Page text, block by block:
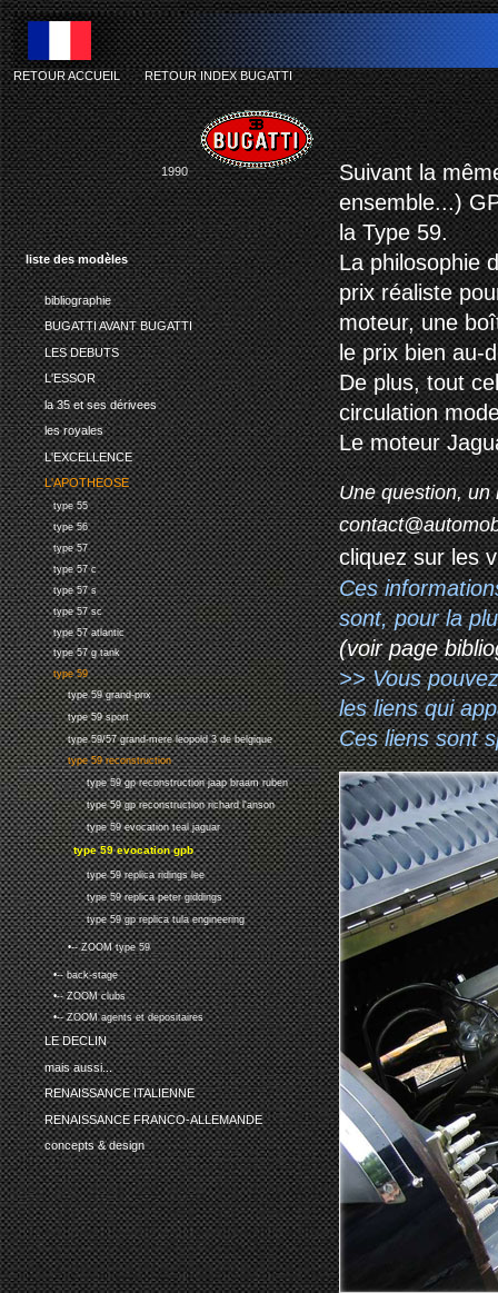
liste des modèles
bibliographie
BUGATTI AVANT BUGATTI
LES DEBUTS
L'ESSOR
la 35 et ses dérivees
les royales
L'EXCELLENCE
L'APOTHEOSE
type 55
type 56
type 57
type 57 c
type 57 s
type 57 sc
type 57 atlantic
type 57 g tank
type 59
type 59 grand-prix
type 59 sport
type 59/57 grand-mere leopold 3 de belgique
type 59 reconstruction
type 59 gp reconstruction jaap braam ruben
type 59 gp reconstruction richard l'anson
type 59 evocation teal jaguar
type 59 evocation gpb
type 59 replica ridings lee
type 59 replica peter giddings
type 59 gp replica tula engineering
•-- ZOOM type 59
•-- back-stage
•-- ZOOM clubs
•-- ZOOM agents et depositaires
LE DECLIN
mais aussi...
RENAISSANCE ITALIENNE
RENAISSANCE FRANCO-ALLEMANDE
concepts & design
RETOUR ACCUEIL-RETOUR INDEX BUGATTI
1990
Suivant la
ensemble...)
la Type 59.
La philosophie
prix réaliste
moteur, une
le prix bien au-
De plus, tout
circulation
Lemoteur
Une question, un
cliquez sur les
Ces
sont, pour la
(voir page
>> Vous
les liens qui
Ces liens sont